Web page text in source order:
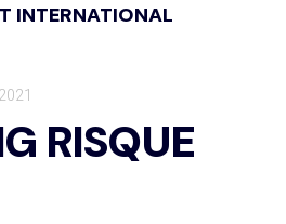
INTERNATIONAL
RISQUE